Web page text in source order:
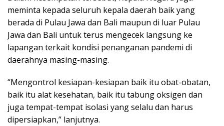
meminta kepada seluruh kepala daerah baik yang
berada di Pulau Jawa dan Bali maupun di luar Pulau
Jawa dan Bali untuk terus mengecek langsung ke
lapangan terkait kondisi penanganan pandemi di
daerahnya masing-masing.
“Mengontrol kesiapan-kesiapan baik itu obat-obatan,
baik itu alat kesehatan, baik itu tabung oksigen dan
juga tempat-tempat isolasi yang selalu dan harus
dipersiapkan,” lanjutnya.